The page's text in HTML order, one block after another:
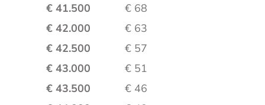
€ 41.500
€ 68
€ 42.000
€ 63
€ 42.500
€ 57
€ 43.000
€ 51
€ 43.500
€ 46